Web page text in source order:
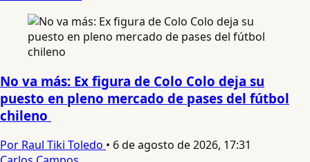
No va más: Ex figura de Colo Colo deja su
puesto en pleno mercado de pases del fútbol
chileno
Por Raul Tiki Toledo • 6 de agosto de 2026, 17:31